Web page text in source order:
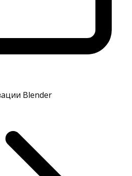
Blender